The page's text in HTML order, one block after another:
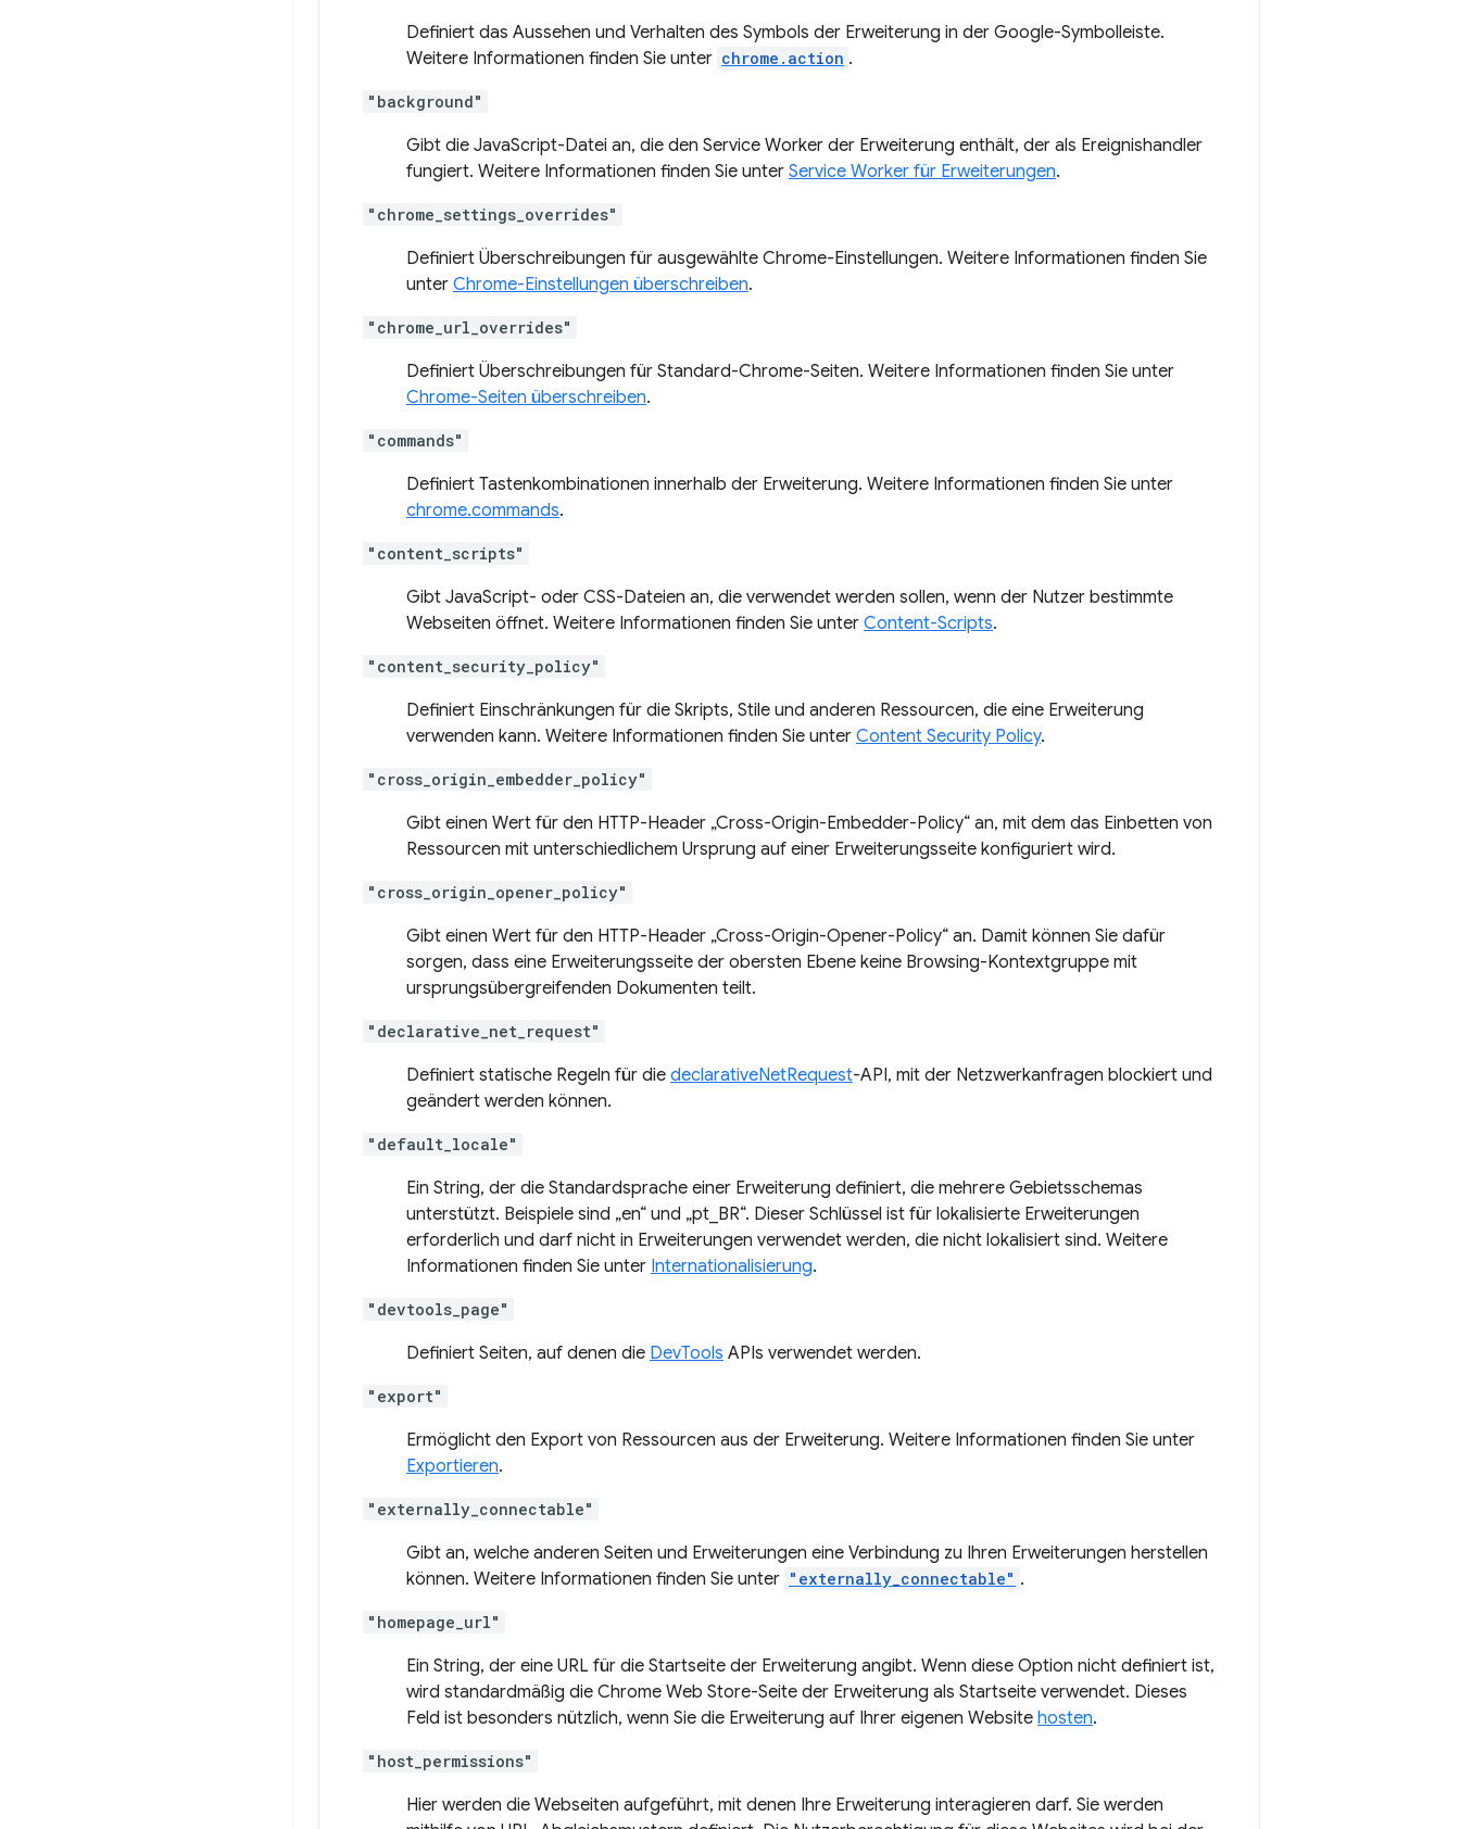
Definiert das Aussehen und Verhalten des Symbols der Erweiterung in der Google-Symbolleiste.
Weitere Informationen finden Sie unter chrome.action .
"background"
Gibt die JavaScript-Datei an, die den Service Worker der Erweiterung enthält, der als Ereignishandler
fungiert. Weitere Informationen finden Sie unter Service Worker für Erweiterungen.
"chrome_settings_overrides"
Definiert Überschreibungen für ausgewählte Chrome-Einstellungen. Weitere Informationen finden Sie
unter Chrome-Einstellungen überschreiben.
"chrome_url_overrides"
Definiert Überschreibungen für Standard-Chrome-Seiten. Weitere Informationen finden Sie unter
Chrome-Seiten überschreiben.
"commands"
Definiert Tastenkombinationen innerhalb der Erweiterung. Weitere Informationen finden Sie unter
chrome.commands.
"content_scripts"
Gibt JavaScript- oder CSS-Dateien an, die verwendet werden sollen, wenn der Nutzer bestimmte
Webseiten öffnet. Weitere Informationen finden Sie unter Content-Scripts.
"content_security_policy"
Definiert Einschränkungen für die Skripts, Stile und anderen Ressourcen, die eine Erweiterung
verwenden kann. Weitere Informationen finden Sie unter Content Security Policy.
"cross_origin_embedder_policy"
Gibt einen Wert für den HTTP-Header „Cross-Origin-Embedder-Policy“ an, mit dem das Einbetten von
Ressourcen mit unterschiedlichem Ursprung auf einer Erweiterungsseite konfiguriert wird.
"cross_origin_opener_policy"
Gibt einen Wert für den HTTP-Header „Cross-Origin-Opener-Policy“ an. Damit können Sie dafür
sorgen, dass eine Erweiterungsseite der obersten Ebene keine Browsing-Kontextgruppe mit
ursprungsübergreifenden Dokumenten teilt.
"declarative_net_request"
Definiert statische Regeln für die declarativeNetRequest-API, mit der Netzwerkanfragen blockiert und
geändert werden können.
"default_locale"
Ein String, der die Standardsprache einer Erweiterung definiert, die mehrere Gebietsschemas
unterstützt. Beispiele sind „en“ und „pt_BR“. Dieser Schlüssel ist für lokalisierte Erweiterungen
erforderlich und darf nicht in Erweiterungen verwendet werden, die nicht lokalisiert sind. Weitere
Informationen finden Sie unter Internationalisierung.
"devtools_page"
Definiert Seiten, auf denen die DevTools APIs verwendet werden.
"export"
Ermöglicht den Export von Ressourcen aus der Erweiterung. Weitere Informationen finden Sie unter
Exportieren.
"externally_connectable"
Gibt an, welche anderen Seiten und Erweiterungen eine Verbindung zu Ihren Erweiterungen herstellen
können. Weitere Informationen finden Sie unter "externally_connectable" .
"homepage_url"
Ein String, der eine URL für die Startseite der Erweiterung angibt. Wenn diese Option nicht definiert ist,
wird standardmäßig die Chrome Web Store-Seite der Erweiterung als Startseite verwendet. Dieses
Feld ist besonders nützlich, wenn Sie die Erweiterung auf Ihrer eigenen Website hosten.
"host_permissions"
Hier werden die Webseiten aufgeführt, mit denen Ihre Erweiterung interagieren darf. Sie werden